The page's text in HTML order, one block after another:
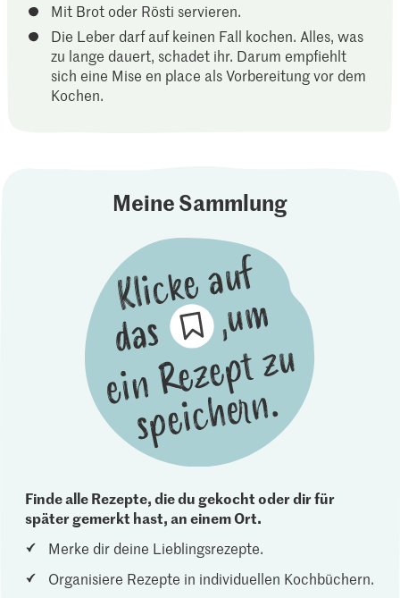
Mit Brot oder Rösti servieren.
Die Leber darf auf keinen Fall kochen. Alles, was
zu lange dauert, schadet ihr. Darum empfiehlt
sich eine Mise en place als Vorbereitung vor dem
Kochen.
Meine Sammlung
Finde alle Rezepte, die du gekocht oder dir für
später gemerkt hast, an einem Ort.
Merke dir deine Lieblingsrezepte.
Organisiere Rezepte in individuellen Kochbüchern.